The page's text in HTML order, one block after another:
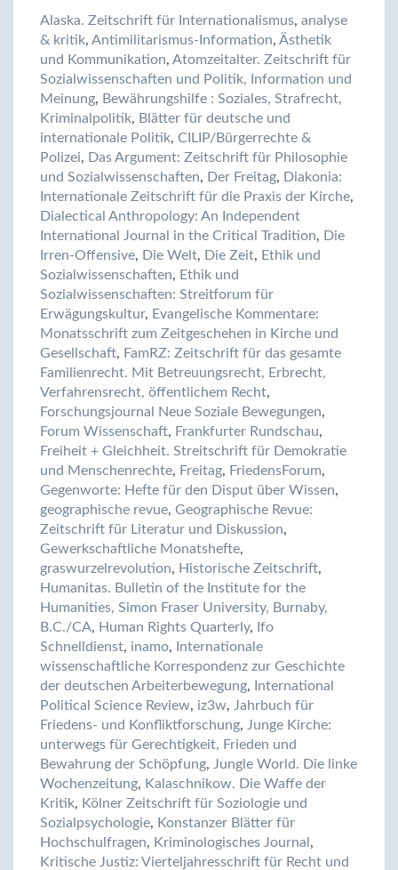
Alaska. Zeitschrift für Internationalismus, analyse
& kritik, Antimilitarismus-Information, Ästhetik
und Kommunikation, Atomzeitalter. Zeitschrift für
Sozialwissenschaften und Politik, Information und
Meinung, Bewährungshilfe : Soziales, Strafrecht,
Kriminalpolitik, Blätter für deutsche und
internationale Politik, CILIP/Bürgerrechte &
Polizei, Das Argument: Zeitschrift für Philosophie
und Sozialwissenschaften, Der Freitag, Diakonia:
Internationale Zeitschrift für die Praxis der Kirche,
Dialectical Anthropology: An Independent
International Journal in the Critical Tradition, Die
Irren-Offensive, Die Welt, Die Zeit, Ethik und
Sozialwissenschaften, Ethik und
Sozialwissenschaften: Streitforum für
Erwägungskultur, Evangelische Kommentare:
Monatsschrift zum Zeitgeschehen in Kirche und
Gesellschaft, FamRZ: Zeitschrift für das gesamte
Familienrecht. Mit Betreuungsrecht, Erbrecht,
Verfahrensrecht, öffentlichem Recht,
Forschungsjournal Neue Soziale Bewegungen,
Forum Wissenschaft, Frankfurter Rundschau,
Freiheit + Gleichheit. Streitschrift für Demokratie
und Menschenrechte, Freitag, FriedensForum,
Gegenworte: Hefte für den Disput über Wissen,
geographische revue, Geographische Revue:
Zeitschrift für Literatur und Diskussion,
Gewerkschaftliche Monatshefte,
graswurzelrevolution, Historische Zeitschrift,
Humanitas. Bulletin of the Institute for the
Humanities, Simon Fraser University, Burnaby,
B.C./CA, Human Rights Quarterly, Ifo
Schnelldienst, inamo,
Internationale
wissenschaftliche Korrespondenz zur Geschichte
der deutschen Arbeiterbewegung,
International
Political Science Review, iz3w, Jahrbuch für
Friedens- und Konfliktforschung, Junge Kirche:
unterwegs für Gerechtigkeit, Frieden und
Bewahrung der Schöpfung, Jungle World. Die linke
Wochenzeitung, Kalaschnikow. Die Waffe der
Kritik, Kölner Zeitschrift für Soziologie und
Sozialpsychologie, Konstanzer Blätter für
Hochschulfragen, Kriminologisches Journal ,
Kritische Justiz: Vierteljahresschrift für Recht und